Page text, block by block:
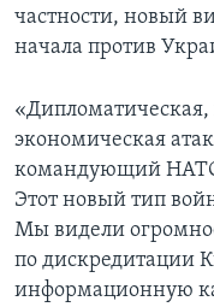
частности, новый
начала против
экономическая
командующий НАТО
Этот новый тип
Мы видели
по дискредитации
информационную